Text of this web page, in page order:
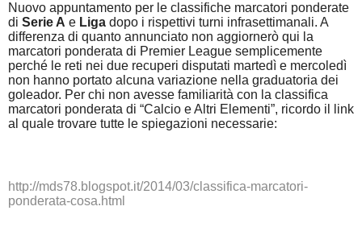
Nuovo appuntamento per le classifiche marcatori ponderate
di Serie A e Liga dopo i rispettivi turni infrasettimanali. A
differenza di quanto annunciato non aggiornerò qui la
marcatori ponderata di Premier League semplicemente
perché le reti nei due recuperi disputati martedì e mercoledì
non hanno portato alcuna variazione nella graduatoria dei
goleador. Per chi non avesse familiarità con la classifica
marcatori ponderata di “Calcio e Altri Elementi”, ricordo il link
al quale trovare tutte le spiegazioni necessarie:
http://mds78.blogspot.it/2014/03/classifica-marcatori-
ponderata-cosa.html